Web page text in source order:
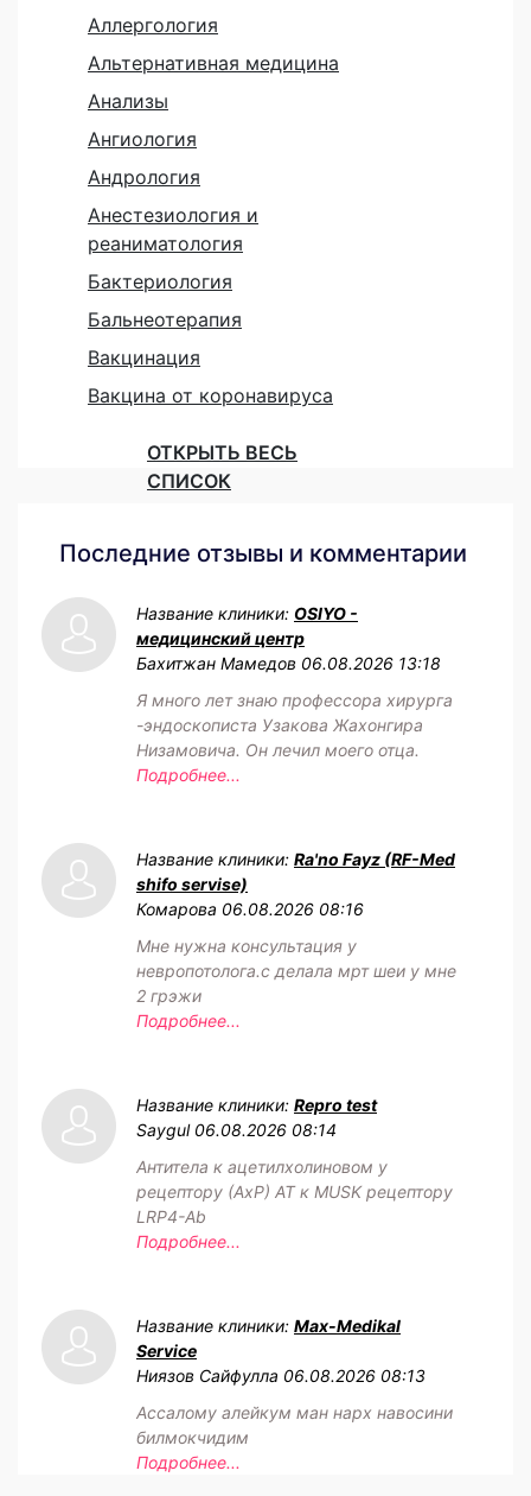
Аллергология
Альтернативная медицина
Анализы
Ангиология
Андрология
Анестезиология и
реаниматология
Бактериология
Бальнеотерапия
Вакцинация
Вакцина от коронавируса
ОТКРЫТЬ ВЕСЬ
СПИСОК
Последние отзывы и комментарии
Название клиники: OSIYO -
медицинский центр
Бахитжан Мамедов 06.08.2026 13:18
Я много лет знаю профессора хирурга
-эндоскописта Узакова Жахонгира
Низамовича. Он лечил моего отца.
Подробнее...
Название клиники: Ra'no Fayz (RF-Med
shifo servise)
Комарова 06.08.2026 08:16
Мне нужна консультация у
невропотолога.с делала мрт шеи у мне
2 грэжи
Подробнее...
Название клиники: Repro test
Saygul 06.08.2026 08:14
Антитела к ацетилхолиновом у
рецептору (АхР) АТ к MUSK рецептору
LRP4-Ab
Подробнее...
Название клиники: Max-Medikal
Service
Ниязов Сайфулла 06.08.2026 08:13
Ассалому алейкум ман нарх навосини
билмокчидим
Подробнее...